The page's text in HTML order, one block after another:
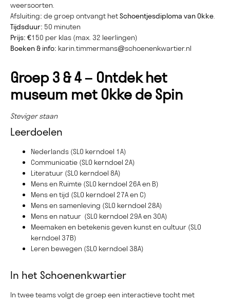
weersoorten.
Afsluiting: de groep ontvangt hetSchoentjesdiploma van Okke.
Tijdsduur: 50 minuten
Prijs: €150 per klas (max. 32 leerlingen)
Boeken & info: karin.timmermans@schoenenkwartier.nl
Groep 3 & 4 – Ontdek het
museum met Okke de Spin
Steviger staan
Leerdoelen
Nederlands (SLO kerndoel 1A)
Communicatie (SLO kerndoel 2A)
Literatuur (SLO kerndoel 8A)
Mens en Ruimte (SLO kerndoel 26A en B)
Mens en tijd (SLO kerndoel 27A en C)
Mens en samenleving (SLO kerndoel 28A)
Mens en natuur (SLO kerndoel 29A en 30A)
Meemaken en betekenis geven kunst en cultuur (SLO
kerndoel 37B)
Leren bewegen (SLO kerndoel 38A)
In het Schoenenkwartier
In twee teams volgt de groep een interactieve tocht met